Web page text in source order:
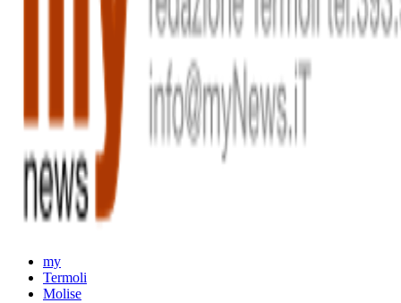
my
Termoli
Molise